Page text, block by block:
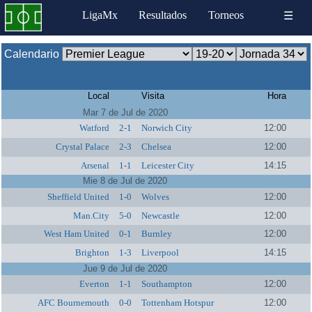
LigaMx Resultados Torneos ☰
Calendario
Local Visita
Hora
Mar 7 de Jul de 2020
Watford
2-1 Norwich City
12:00
Crystal Palace
2-3 Chelsea
12:00
Arsenal
1-1 Leicester City
14:15
Mie 8 de Jul de 2020
Sheffield United
1-0 Wolves
12:00
Man.City
5-0 Newcastle
12:00
West Ham United
0-1 Burnley
12:00
Brighton
1-3 Liverpool
14:15
Jue 9 de Jul de 2020
Everton
1-1 Southampton
12:00
AFC Bournemouth
0-0 Tottenham Hotspur
12:00